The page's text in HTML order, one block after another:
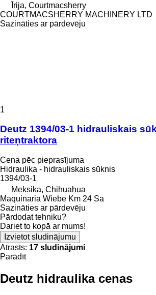
Īrija, Courtmacsherry
COURTMACSHERRY MACHINERY LTD
Sazināties ar pārdevēju
1
Deutz 1394/03-1 hidrauliskais
riteņtraktora
Cena pēc pieprasījuma
Hidraulika - hidrauliskais sūknis
1394/03-1
Meksika, Chihuahua
Maquinaria Wiebe Km 24 Sa
Sazināties ar pārdevēju
Pārdodat tehniku?
Dariet to kopā ar mums!
Izvietot sludinājumu
Atrasts: 17 sludinājumi
Parādīt
Deutz hidraulika cenas